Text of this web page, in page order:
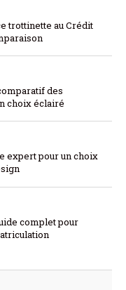
trottinette au Crédit
des
choix éclairé
expert pour un choix
complet pour